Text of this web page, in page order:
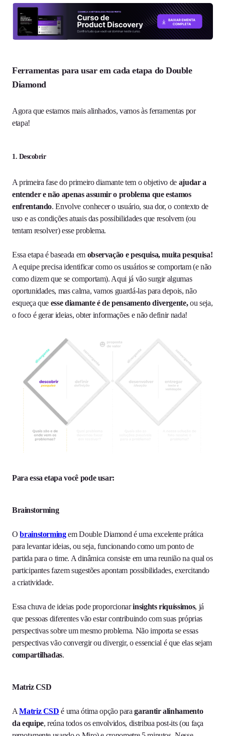
Ferramentas para usar em cada etapa do Double
Diamond
Agora que estamos mais alinhados, vamos às ferramentas por
etapa!
1. Descobrir
A primeira fase do primeiro diamante tem o objetivo de ajudar a
entender e não apenas assumir o problema que estamos
enfrentando. Envolve conhecer o usuário, sua dor, o contexto de
uso e as condições atuais das possibilidades que resolvem (ou
tentam resolver) esse problema.
Essa etapa é baseada em observação e pesquisa, muita pesquisa!
A equipe precisa identificar como os usuários se comportam (e não
como dizem que se comportam). Aqui já vão surgir algumas
oportunidades, mas calma, vamos guardá-las para depois, não
esqueça que esse diamante é de pensamento divergente,ou seja,
o foco é gerar ideias, obter informações e não definir nada!
Para essa etapa você pode usar:
Brainstorming
Obrainstormingem Double Diamond é uma excelente prática
para levantar ideias, ou seja, funcionando como um ponto de
partida para o time. A dinâmica consiste em uma reunião na qual os
participantes fazem sugestões apontam possibilidades, exercitando
a criatividade.
Essa chuva de ideias pode proporcionarinsights riquíssimos, já
que pessoas diferentes vão estar contribuindo com suas próprias
perspectivas sobre um mesmo problema. Não importa se essas
perspectivas vão convergir ou divergir, o essencial é que elas sejam
compartilhadas.
Matriz CSD
AMatriz CSD é uma ótima opção paragarantir alinhamento
da equipe, reúna todos os envolvidos, distribua post-its (ou faça